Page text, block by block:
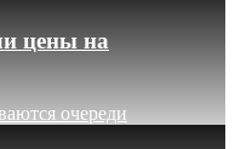
цены на
очереди